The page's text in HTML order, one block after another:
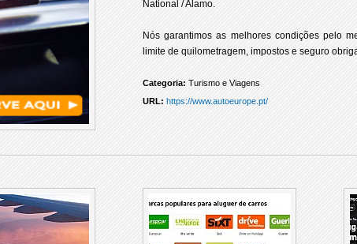
National / Alamo.
Nós garantimos as melhores condições pelo
limite de quilometragem, impostos e seguro
Categoria: Turismo e Viagens
URL: https://www.autoeurope.pt/